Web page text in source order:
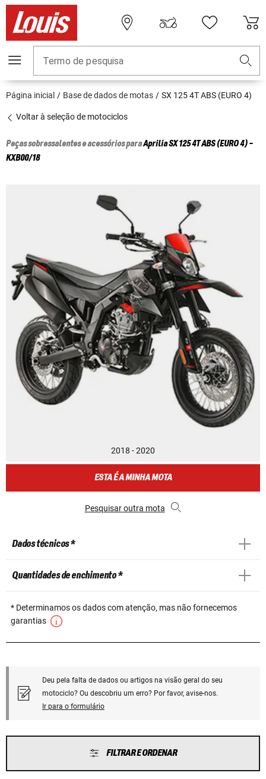
Termo de pesquisa
Página inicial Base de dados de motas SX 125 4T ABS (EURO 4)
Voltar à seleção de motociclos
Peças sobressalentes e acessórios paraApriliaSX 125 4T ABS (EURO 4) -
KXB00/18
2018 - 2020
ESTA É A MINHA MOTA
Pesquisar outra mota
Dados técnicos *
Quantidades de enchimento *
* Determinamos os dados com atenção, mas não fornecemos
garantias
Deu pela falta de dados ou artigos na visão geral do seu
motociclo? Ou descobriu um erro? Por favor, avise-nos.
Ir para o formulário
FILTRAR E ORDENAR